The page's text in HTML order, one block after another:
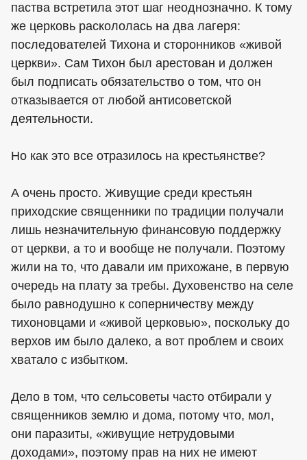
паства встретила этот шаг неоднозначно. К тому
же церковь раскололась на два лагеря:
последователей Тихона и сторонников «живой
церкви». Сам Тихон был арестован и должен
был подписать обязательство о том, что он
отказывается от любой антисоветской
деятельности.
Но как это все отразилось на крестьянстве?
А очень просто. Живущие среди крестьян
приходские священники по традиции получали
лишь незначительную финансовую поддержку
от церкви, а то и вообще не получали. Поэтому
жили на то, что давали им прихожане, в первую
очередь на плату за требы. Духовенство на селе
было равнодушно к соперничеству между
тихоновцами и «живой церковью», поскольку до
верхов им было далеко, а вот проблем и своих
хватало с избытком.
Дело в том, что сельсоветы часто отбирали у
священников землю и дома, потому что, мол,
они паразиты, «живущие нетрудовыми
доходами», поэтому прав на них не имеют